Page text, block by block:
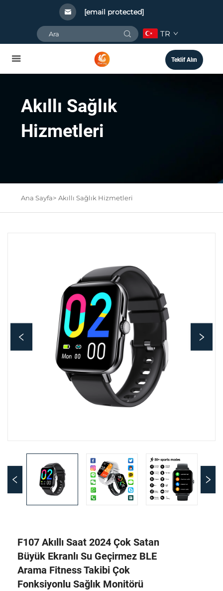
[email protected]
TR
Teklif Alın
Akıllı Sağlık
Hizmetleri
Ana Sayfa> Akıllı Sağlık Hizmetleri
F107 Akıllı Saat 2024 Çok Satan
Büyük Ekranlı Su Geçirmez BLE
Arama Fitness Takibi Çok
Fonksiyonlu Sağlık Monitörü